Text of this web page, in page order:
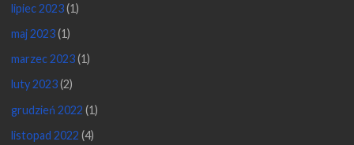
lipiec 2023(1)
maj 2023(1)
marzec 2023(1)
luty 2023(2)
grudzień 2022 (1)
listopad 2022 (4)